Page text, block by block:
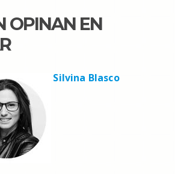
OPINAN EN
Silvina Blasco